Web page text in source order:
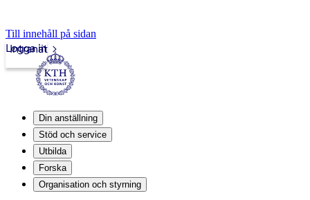
Till innehåll på sidan
Intranät
Logga in
Din anställning
Stöd och service
Utbilda
Forska
Organisation och styrning